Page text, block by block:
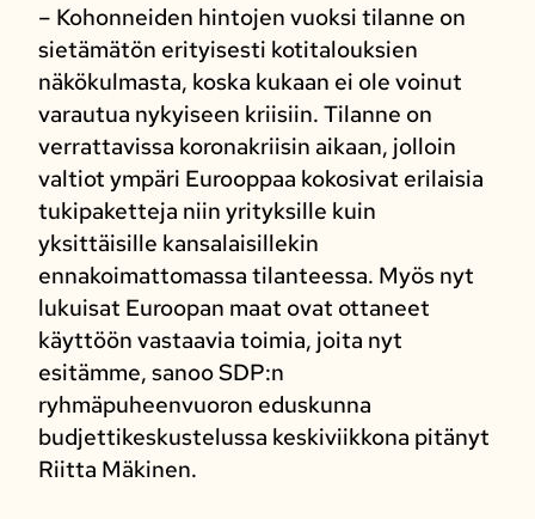
– Kohonneiden hintojen vuoksi tilanne on
sietämätön erityisesti kotitalouksien
näkökulmasta, koska kukaan ei ole voinut
varautua nykyiseen kriisiin. Tilanne on
verrattavissa koronakriisin aikaan, jolloin
valtiot ympäri Eurooppaa kokosivat erilaisia
tukipaketteja niin yrityksille kuin
yksittäisille kansalaisillekin
ennakoimattomassa tilanteessa. Myös nyt
lukuisat Euroopan maat ovat ottaneet
käyttöön vastaavia toimia, joita nyt
esitämme, sanoo SDP:n
ryhmäpuheenvuoron eduskunna
budjettikeskustelussa keskiviikkona pitänyt
Riitta Mäkinen.